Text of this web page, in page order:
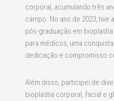
corporal, acumulando três
campo. No ano de 2023, tive
pós-graduação em
para médicos, uma
dedicação e compromisso
Além disso, participei de
bioplastia corporal, facial e